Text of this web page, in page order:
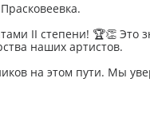
II степени! 🏆👏 Это
наших артистов.
на этом пути. Мы